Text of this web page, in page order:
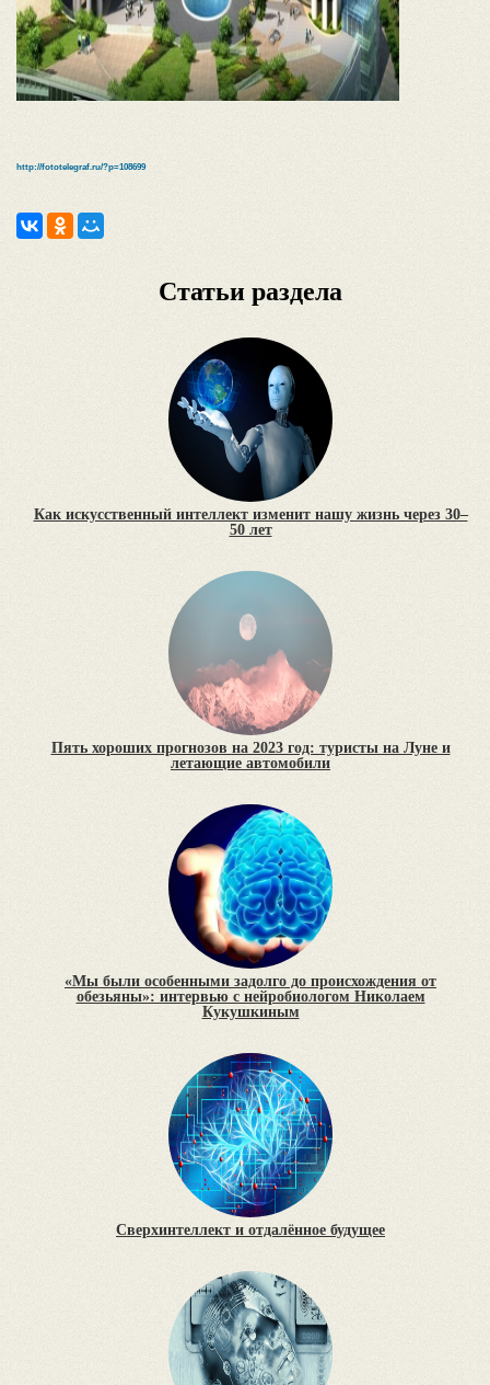
http://fototelegraf.ru/?p=108699
Статьи раздела
Как искусственный интеллект изменит нашу жизнь через 30–
50 лет
Пять хороших прогнозов на 2023 год: туристы на Луне и
летающие автомобили
«Мы были особенными задолго до происхождения от
обезьяны»: интервью с нейробиологом Николаем
Кукушкиным
Сверхинтеллект и отдалённое будущее